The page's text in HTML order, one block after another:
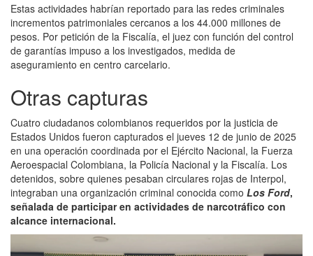
Estas actividades habrían reportado para las redes criminales
incrementos patrimoniales cercanos a los 44.000 millones de
pesos. Por petición de la Fiscalía, el juez con función del control
de garantías impuso a los investigados, medida de
aseguramiento en centro carcelario.
Otras capturas
Cuatro ciudadanos colombianos requeridos por la justicia de
Estados Unidos fueron capturados el jueves 12 de junio de 2025
en una operación coordinada por el Ejército Nacional, la Fuerza
Aeroespacial Colombiana, la Policía Nacional y la Fiscalía. Los
detenidos, sobre quienes pesaban circulares rojas de Interpol,
integraban una organización criminal conocida como Los Ford,
señalada de participar en actividades de narcotráfico con
alcance internacional.